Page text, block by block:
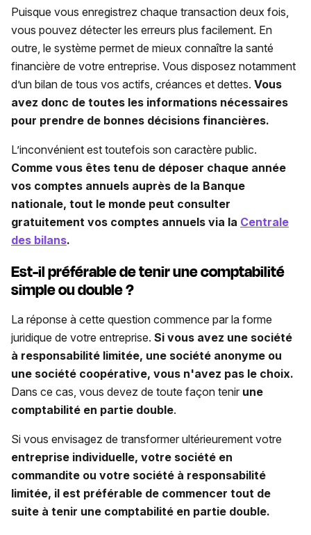
Puisque vous enregistrez chaque transaction deux fois,
vous pouvez détecter les erreurs plus facilement. En
outre, le système permet de mieux connaître la santé
financière de votre entreprise. Vous disposez notamment
d’un bilan de tous vos actifs, créances et dettes. Vous
avez donc de toutes les informations nécessaires
pour prendre de bonnes décisions financières.
L’inconvénient est toutefois son caractère public.
Comme vous êtes tenu de déposer chaque année
vos comptes annuels auprès de la Banque
nationale, tout le monde peut consulter
gratuitement vos comptes annuels via la Centrale
des bilans.
Est-il préférable de tenir une comptabilité
simple ou double ?
La réponse à cette question commence par la forme
juridique de votre entreprise. Si vous avez une société
à responsabilité limitée, une société anonyme ou
une société coopérative, vous n'avez pas le choix.
Dans ce cas, vous devez de toute façon tenir une
comptabilité en partie double.
Si vous envisagez de transformer ultérieurement votre
entreprise individuelle, votre société en
commandite ou votre société à responsabilité
limitée, il est préférable de commencer tout de
suite à tenir une comptabilité en partie double.